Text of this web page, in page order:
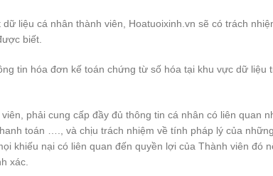
liệu cá nhân thành viên, Hoatuoixinh.vn sẽ có trách
biết.
tin hóa đơn kế toán chứng từ số hóa tại khu vực dữ liệu
phải cung cấp đầy đủ thông tin cá nhân có liên quan
toán …., và chịu trách nhiệm về tính pháp lý của
khiếu nại có liên quan đến quyền lợi của Thành viên đó
xác.